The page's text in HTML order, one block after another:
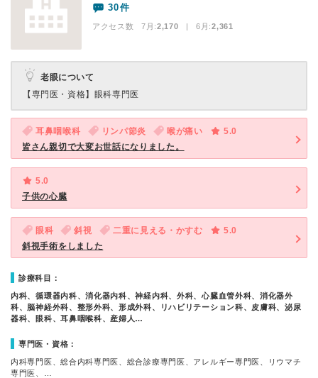
30件
アクセス数 7月:2,170 | 6月:2,361
老眼について
【専門医・資格】 眼科専門医
耳鼻咽喉科 リンパ節炎 喉が痛い
5.0
皆さん親切で大変お世話になりました。
5.0
子供の心臓
眼科 斜視 二重に見える・かすむ
5.0
斜視手術をしました
診療科目：
内科、循環器内科、消化器内科、神経内科、外科、心臓血管外科、消化器外
科、脳神経外科、整形外科、形成外科、リハビリテーション科、皮膚科、泌尿
器科、眼科、耳鼻咽喉科、産婦人…
専門医・資格：
内科専門医、総合内科専門医、総合診療専門医、アレルギー専門医、リウマチ
専門医、…